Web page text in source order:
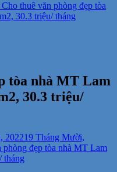
Cho thuê văn phòng đẹp tòa
30.3 triệu/ tháng
tòa nhà MT Lam
30.3 triệu/
202219 Tháng Mười,
phòng đẹp tòa nhà MT Lam
tháng